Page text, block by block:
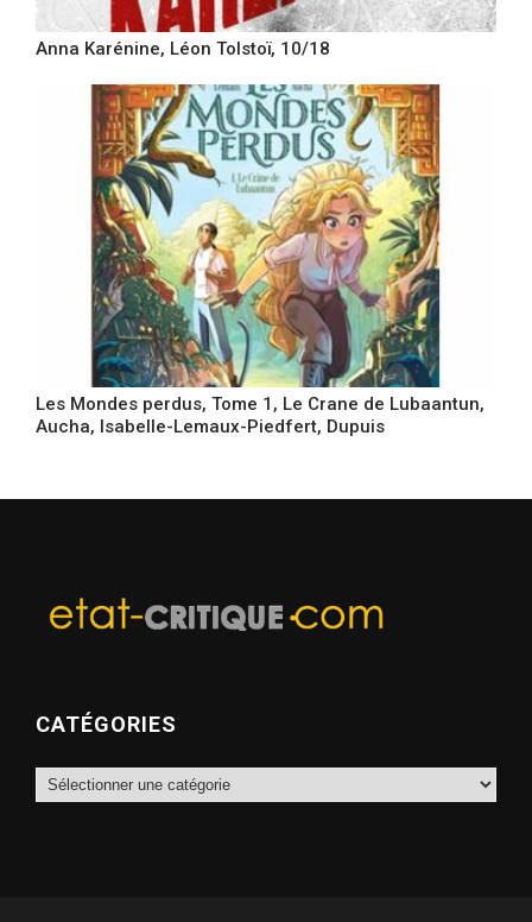
Anna Karénine, Léon Tolstoï, 10/18
Les Mondes perdus, Tome 1, Le Crane de Lubaantun,
Aucha, Isabelle-Lemaux-Piedfert, Dupuis
CATÉGORIES
Catégories